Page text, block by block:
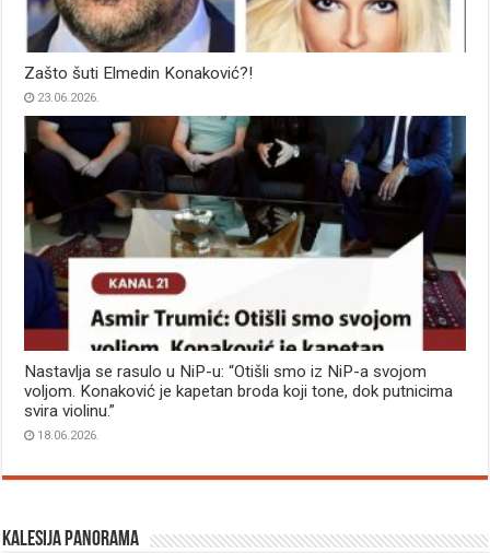
Zašto šuti Elmedin Konaković?!
23.06.2026.
Nastavlja se rasulo u NiP-u: “Otišli smo iz NiP-a svojom
voljom. Konaković je kapetan broda koji tone, dok putnicima
svira violinu.”
18.06.2026.
Kalesija panorama